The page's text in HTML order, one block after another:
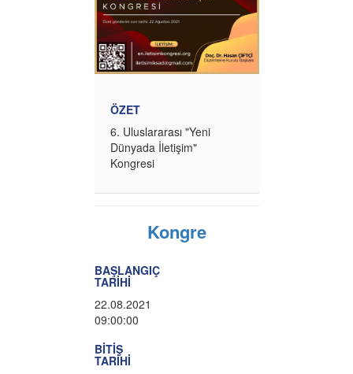
ÖZET
6. Uluslararası "Yeni
Dünyada İletişim"
Kongresi
Kongre
BAŞLANGIÇ
TARİHİ
22.08.2021
09:00:00
BİTİŞ
TARİHİ